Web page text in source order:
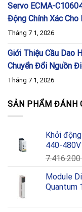
Servo ECMA-
Động Chính Xác Cho
Tháng 7 1, 2026
Giới Thiệu Cầu Dao
Chuyển Đổi Nguồn
Tháng 7 1, 2026
SẢN PHẨM ĐÁNH
Khởi
440-480V
7.416.200
Module
Quantum